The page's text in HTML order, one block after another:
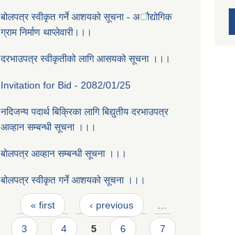
बोलपत्र स्वीकृत गर्ने आशयको सूचना - अौद्योगिक
ग्राम निर्माण थाप्लेवारी।।।
दरभाउपत्र स्वीकृतीको लागि आसयको सूचना ।।।
Invitation for Bid - 2082/01/25
नदिजन्य पदार्थ बिक्रिका लागि बिद्युतीय दरभाउपत्र
आव्हान सम्बन्धी सूचना ।।।
बोलपत्र आव्हान सम्बन्धी सूचना ।।।
बोलपत्र स्वीकृत गर्ने आशयको सूचना ।।।
Pages
« first ‹ previous
3 4 5 6 7